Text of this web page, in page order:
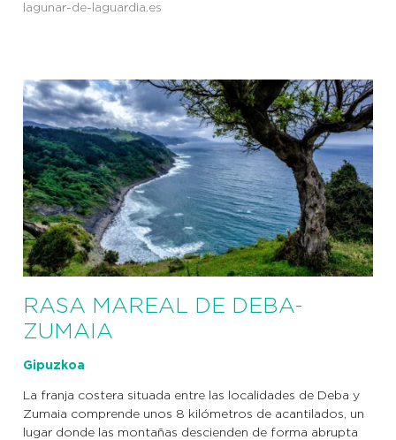
lagunar-de-laguardia.es
RASA MAREAL DE DEBA-
ZUMAIA
Gipuzkoa
La franja costera situada entre las localidades de Deba y
Zumaia comprende unos 8 kilómetros de acantilados, un
lugar donde las montañas descienden de forma abrupta